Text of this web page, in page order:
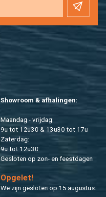
Show­room & af­ha­lin­gen:
Maan­dag - vrij­dag:
9u tot 12u30 & 13u30 tot 17u
Za­ter­dag:
9u tot 12u30
Ge­slo­ten op zon- en feest­da­gen
Op­ge­let!
We zijn ge­slo­ten op 15 au­gus­tus.